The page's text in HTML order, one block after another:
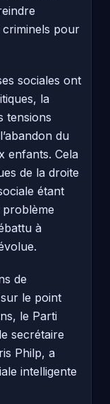
criminels pour
sociales ont
la
tensions
du
enfants. Cela
de la droite
étant
à
de
le point
le Parti
secrétaire
Philp, a
intelligente